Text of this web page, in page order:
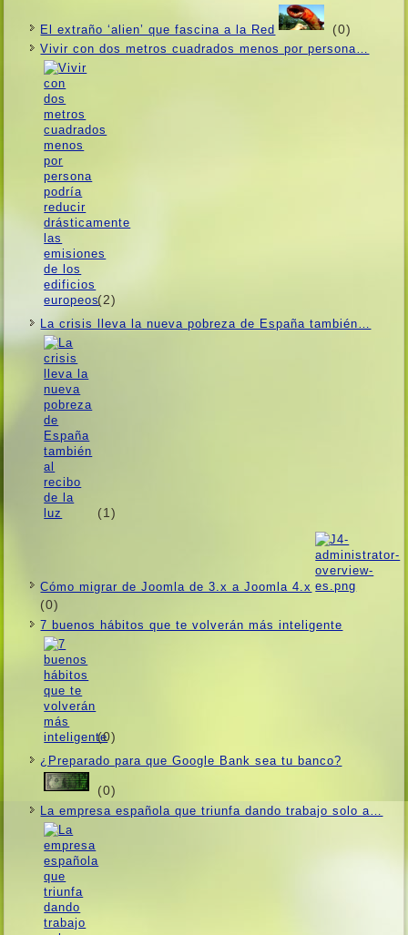
El extraño ‘alien’ que fascina a la Red (0)
Vivir con dos metros cuadrados menos por persona…
(2)
La crisis lleva la nueva pobreza de España también…
(1)
Cómo migrar de Joomla de 3.x a Joomla 4.x
(0)
7 buenos hábitos que te volverán más inteligente
(0)
¿Preparado para que Google Bank sea tu banco?
(0)
La empresa española que triunfa dando trabajo solo a…